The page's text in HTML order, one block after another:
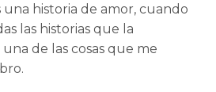
historia de amor, cuando
las historias que la
de las cosas que me